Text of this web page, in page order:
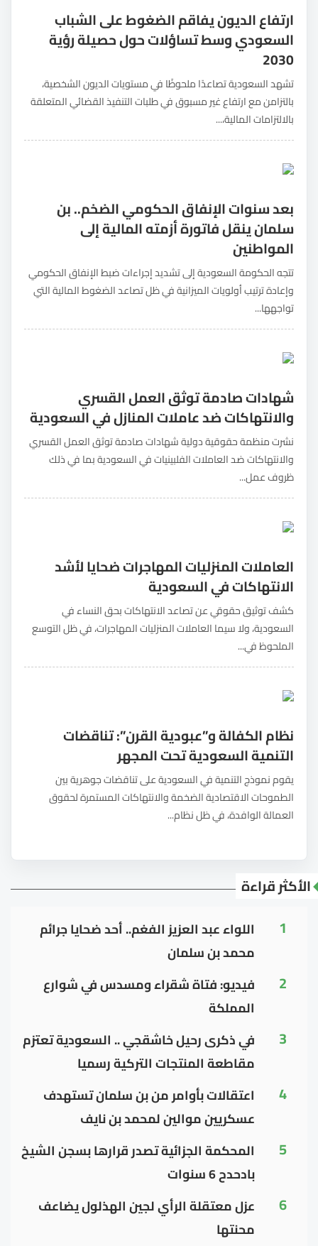
ارتفاع الديون يفاقم الضغوط على الشباب
السعودي وسط تساؤلات حول حصيلة رؤية
2030
تشهد السعودية تصاعدًا ملحوظًا في مستويات الديون الشخصية،
بالتزامن مع ارتفاع غير مسبوق في طلبات التنفيذ القضائي المتعلقة
بالالتزامات المالية،...
بعد سنوات الإنفاق الحكومي الضخم.. بن
سلمان ينقل فاتورة أزمته المالية إلى
المواطنين
تتجه الحكومة السعودية إلى تشديد إجراءات ضبط الإنفاق الحكومي
وإعادة ترتيب أولويات الميزانية في ظل تصاعد الضغوط المالية التي
تواجهها...
شهادات صادمة توثق العمل القسري
والانتهاكات ضد عاملات المنازل في السعودية
نشرت منظمة حقوقية دولية شهادات صادمة توثق العمل القسري
والانتهاكات ضد العاملات الفلبينيات في السعودية بما في ذلك
ظروف عمل...
العاملات المنزليات المهاجرات ضحايا لأشد
الانتهاكات في السعودية
كشف توثيق حقوقي عن تصاعد الانتهاكات بحق النساء في
السعودية، ولا سيما العاملات المنزليات المهاجرات، في ظل التوسع
الملحوظ في...
نظام الكفالة و”عبودية القرن”: تناقضات
التنمية السعودية تحت المجهر
يقوم نموذج التنمية في السعودية على تناقضات جوهرية بين
الطموحات الاقتصادية الضخمة والانتهاكات المستمرة لحقوق
العمالة الوافدة، في ظل نظام...
الأكثر قراءة
1
اللواء عبد العزيز الفغم.. أحد ضحايا جرائم
محمد بن سلمان
2
فيديو: فتاة شقراء ومسدس في شوارع
المملكة
3
في ذكرى رحيل خاشقجي .. السعودية تعتزم
مقاطعة المنتجات التركية رسميا
4
اعتقالات بأوامر من بن سلمان تستهدف
عسكريين موالين لمحمد بن نايف
5
المحكمة الجزائية تصدر قرارها بسجن الشيخ
بادحدح 6 سنوات
6
عزل معتقلة الرأي لجين الهذلول يضاعف
محنتها